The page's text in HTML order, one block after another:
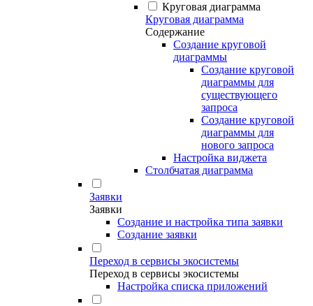
Круговая диаграмма
Круговая диаграмма
Содержание
Создание круговой
диаграммы
Создание круговой
диаграммы для
существующего
запроса
Создание круговой
диаграммы для
нового запроса
Настройка виджета
Столбчатая диаграмма
Заявки
Заявки
Создание и настройка типа заявки
Создание заявки
Переход в сервисы экосистемы
Переход в сервисы экосистемы
Настройка списка приложений